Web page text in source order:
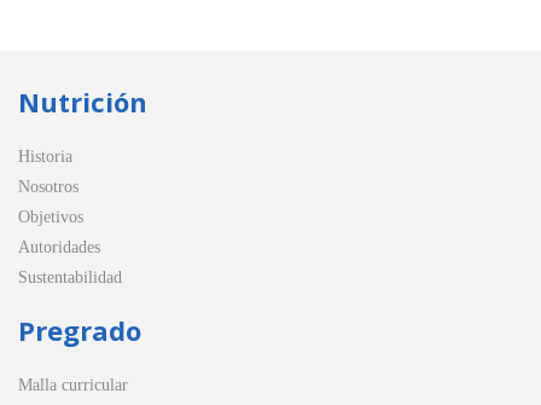
Nutrición
Historia
Nosotros
Objetivos
Autoridades
Sustentabilidad
Pregrado
Malla curricular